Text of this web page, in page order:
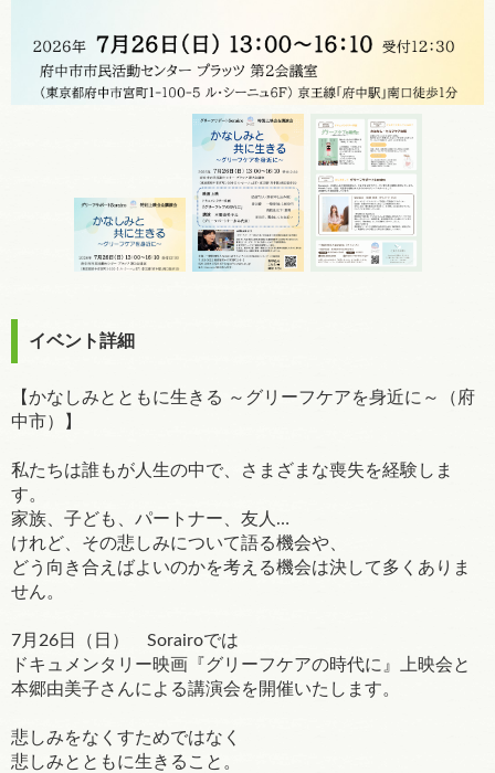
イベント詳細
【かなしみとともに生きる ～グリーフケアを身近に～（府
中市）】
私たちは誰もが人生の中で、さまざまな喪失を経験しま
す。
家族、子ども、パートナー、友人…
けれど、その悲しみについて語る機会や、
どう向き合えばよいのかを考える機会は決して多くありま
せん。
7月26日（日） Sorairoでは
ドキュメンタリー映画『グリーフケアの時代に』上映会と
本郷由美子さんによる講演会を開催いたします。
悲しみをなくすためではなく
悲しみとともに生きること。